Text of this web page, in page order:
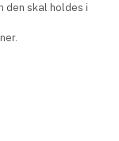
den skal holdes i